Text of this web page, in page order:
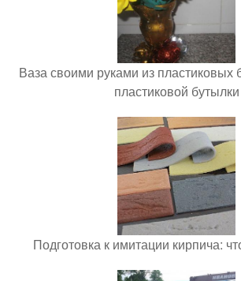
Ваза своими руками из пластиковых
пластиковой бутылки
Подготовка к имитации кирпича: